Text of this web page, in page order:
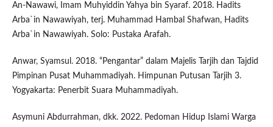
An-Nawawi, Imam Muhyiddin Yahya bin Syaraf. 2018. Hadits
Arba`in Nawawiyah, terj. Muhammad Hambal Shafwan, Hadits
Arba`in Nawawiyah. Solo: Pustaka Arafah.
Anwar, Syamsul. 2018. “Pengantar” dalam Majelis Tarjih dan Tajdid
Pimpinan Pusat Muhammadiyah. Himpunan Putusan Tarjih 3.
Yogyakarta: Penerbit Suara Muhammadiyah.
Asymuni Abdurrahman, dkk. 2022. Pedoman Hidup Islami Warga